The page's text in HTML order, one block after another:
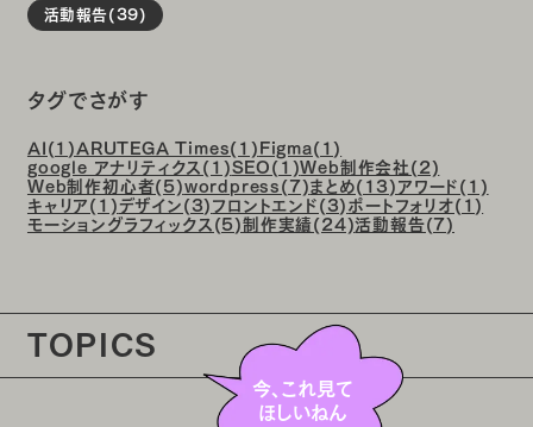
活動報告(39)
タグでさがす
AI(1)ARUTEGA Times(1)Figma(1)
google アナリティクス(1)SEO(1)Web制作会社(2)
Web制作初心者(5)wordpress(7)まとめ(13)アワード(1)
キャリア(1)デザイン(3)フロントエンド(3)ポートフォリオ(1)
モーショングラフィックス(5)制作実績(24)活動報告(7)
TOPICS
今、これ見て
ほしいねん